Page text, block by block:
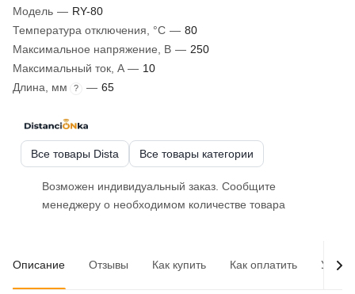
Модель — RY-80
Температура отключения, °C — 80
Максимальное напряжение, В — 250
Максимальный ток, A — 10
Длина, мм
? — 65
Все товары Dista Все товары категории
Возможен индивидуальный заказ. Сообщите
менеджеру о необходимом количестве товара
Описание Отзывы Как купить Как оплатить